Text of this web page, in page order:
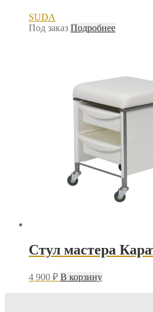
SUDA
Под заказ Подробнее
Стул мастера
4 900 ₽ В корзину